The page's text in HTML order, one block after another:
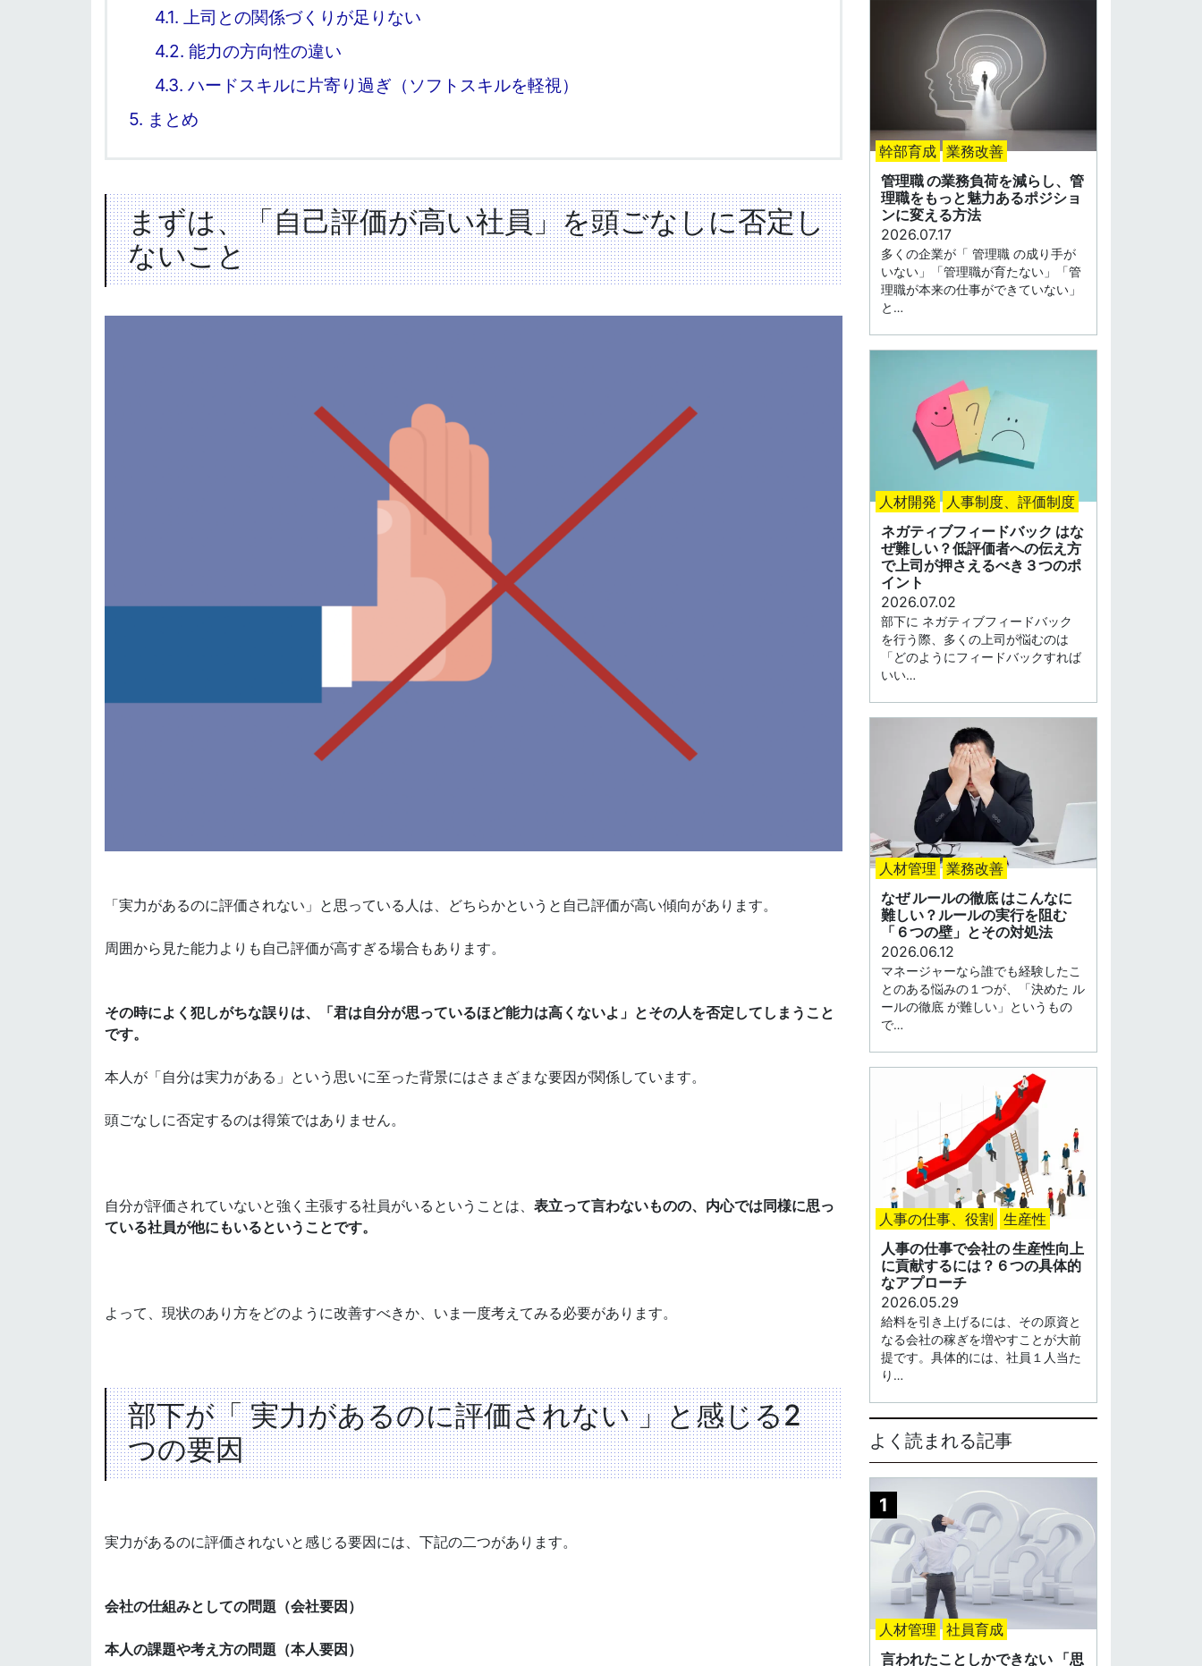
4.1. 上司との関係づくりが足りない
4.2. 能力の方向性の違い
4.3. ハードスキルに片寄り過ぎ（ソフトスキルを軽視）
5. まとめ
まずは、「自己評価が高い社員」を頭ごなしに否定し
ないこと
「実力があるのに評価されない」と思っている人は、どちらかというと自己評価が高い傾向があります。
周囲から見た能力よりも自己評価が高すぎる場合もあります。
その時によく犯しがちな誤りは、「君は自分が思っているほど能力は高くないよ」とその人を否定してしまうこと
です。
本人が「自分は実力がある」という思いに至った背景にはさまざまな要因が関係しています。
頭ごなしに否定するのは得策ではありません。
自分が評価されていないと強く主張する社員がいるということは、 表立って言わないものの、内心では同様に思っ
ている社員が他にもいるということです。
よって、現状のあり方をどのように改善すべきか、いま一度考えてみる必要があります。
部下が「 実力があるのに評価されない 」と感じる2
つの要因
実力があるのに評価されないと感じる要因には、下記の二つがあります。
会社の仕組みとしての問題（会社要因）
本人の課題や考え方の問題（本人要因）
幹部育成 業務改善
管理職 の業務負荷を減らし、管
理職をもっと魅力あるポジショ
ンに変える方法
2026.07.17
多くの企業が「 管理職 の成り手が
いない」「管理職が育たない」「管
理職が本来の仕事ができていない」
と…
人材開発
人事制度、評価制度
ネガティブフィードバック はな
ぜ難しい？低評価者への伝え方
で上司が押さえるべき３つのポ
イント
2026.07.02
部下に ネガティブフィードバック
を行う際、多くの上司が悩むのは
「どのようにフィードバックすれば
いい…
人材管理 業務改善
なぜ ルールの徹底 はこんなに
難しい？ルールの実行を阻む
「６つの壁」とその対処法
2026.06.12
マネージャーなら誰でも経験したこ
とのある悩みの１つが、「決めた ル
ールの徹底 が難しい」というもの
で…
人事の仕事、役割 生産性
人事の仕事で会社の 生産性向上
に貢献するには？６つの具体的
なアプローチ
2026.05.29
給料を引き上げるには、その原資と
なる会社の稼ぎを増やすことが大前
提です。具体的には、社員１人当た
り…
よく読まれる記事
人材管理 社員育成
言われたことしかできない 「思